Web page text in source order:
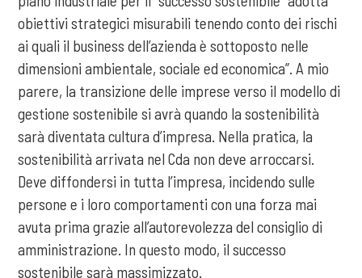
obiettivi strategici misurabili tenendo conto dei rischi
ai quali il business dell’azienda è sottoposto nelle
dimensioni ambientale, sociale ed economica”. A mio
parere, la transizione delle imprese verso il modello di
gestione sostenibile si avrà quando la sostenibilità
sarà diventata cultura d’impresa. Nella pratica, la
sostenibilità arrivata nel Cda non deve arroccarsi.
Deve diffondersi in tutta l’impresa, incidendo sulle
persone e i loro comportamenti con una forza mai
avuta prima grazie all’autorevolezza del consiglio di
amministrazione. In questo modo, il successo
sostenibile sarà massimizzato.